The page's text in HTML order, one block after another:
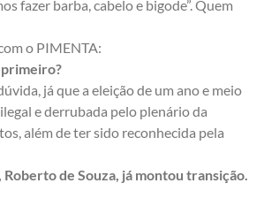
fazer barba, cabelo e bigode”. Quem
o PIMENTA:
primeiro?
já que a eleição de um ano e meio
e derrubada pelo plenário da
além de ter sido reconhecida pela
de Souza, já montou transição.